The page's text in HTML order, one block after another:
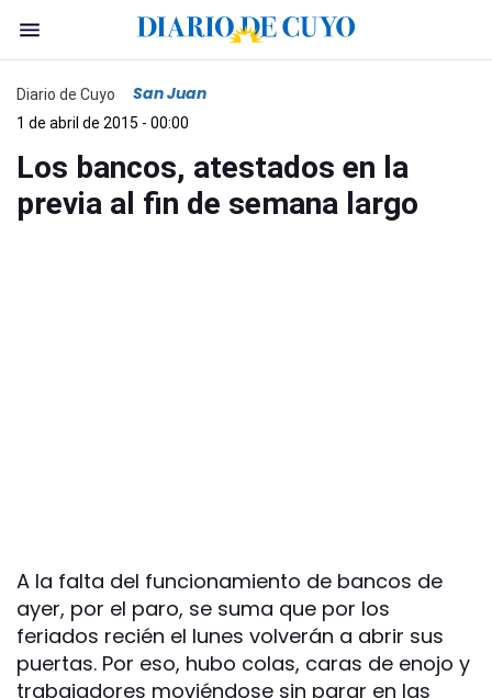
Diario de Cuyo San Juan
1 de abril de 2015 - 00:00
Los bancos, atestados en la
previa al fin de semana largo
A la falta del funcionamiento de bancos de
ayer, por el paro, se suma que por los
feriados recién el lunes volverán a abrir sus
puertas. Por eso, hubo colas, caras de enojo y
trabajadores moviéndose sin parar en las